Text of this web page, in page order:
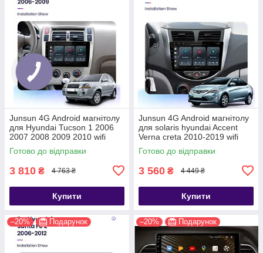
Junsun 4G Android магнітолу
для Hyundai Tucson 1 2006
2007 2008 2009 2010 wifi
Готово до відправки
3 810 ₴ 4 763 ₴
Купити
Junsun 4G Android магнітолу
для solaris hyundai Accent
Verna creta 2010-2019 wifi
Готово до відправки
3 560 ₴ 4 449 ₴
Купити
–20% Подарунок –20% Подарунок